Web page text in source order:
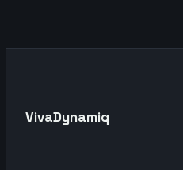
VivaDynamiq